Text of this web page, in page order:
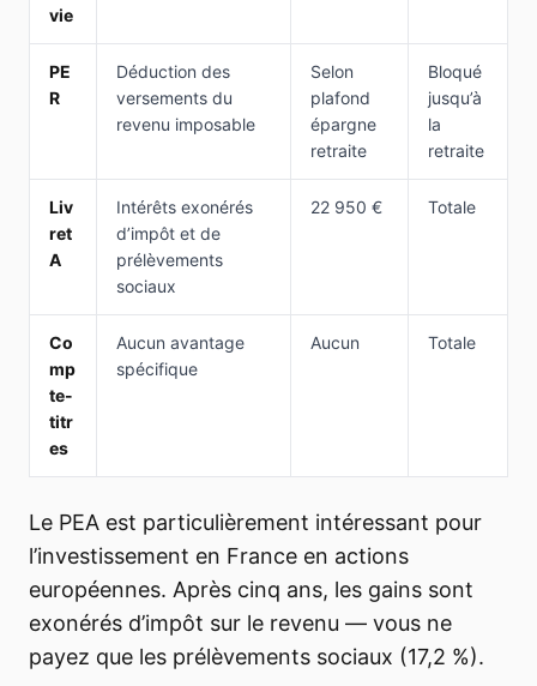
vie
PE
R
Déduction des
versements du
revenu imposable
Selon
plafond
épargne
retraite
Bloqué
jusqu’à
la
retraite
Liv
ret
A
Intérêts exonérés
d’impôt et de
prélèvements
sociaux
22 950 € Totale
Co
mp
te-
titr
es
Aucun avantage
spécifique
Aucun Totale
Le PEA est particulièrement intéressant pour
l’investissement en France en actions
européennes. Après cinq ans, les gains sont
exonérés d’impôt sur le revenu — vous ne
payez que les prélèvements sociaux (17,2 %).